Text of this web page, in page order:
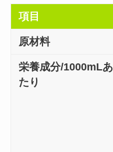
項目
原材料
栄養成分/1000mLあ
たり